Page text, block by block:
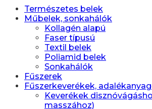
Természetes belek
Műbelek, sonkahálók
Kollagén alapú
Faser típusú
Textil belek
Poliamid belek
Sonkahálók
Fűszerek
Fűszerkeverékek,
Keverékek
masszához)